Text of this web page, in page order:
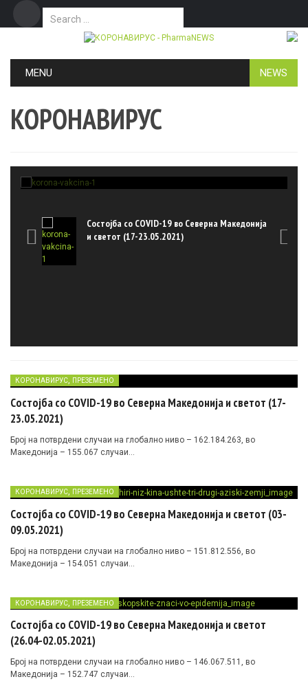
Search for:
MENU NEWS
КОРОНАВИРУС
КОРОНАВИРУС, ПРЕЗЕМЕНО
Македонија и светот (03-
PharmaNEWS.mk
Состојба со COVID-19 во Северна Македонија
и светот (17-23.05.2021)
 
КОРОНАВИРУС, ПРЕЗЕМЕНО
Состојба со COVID-19 во Северна Македонија и светот (17-
23.05.2021)
Број на потврдени случаи на глобално ниво – 162.184.263, во
Македонија – 155.067 случаи…
КОРОНАВИРУС, ПРЕЗЕМЕНО
Состојба со COVID-19 во Северна Македонија и светот (03-
09.05.2021)
Број на потврдени случаи на глобално ниво – 151.812.556, во
Македонија – 154.051 случаи…
КОРОНАВИРУС ПРЕЗЕМЕНО
Состојба со COVID-19 во Северна Македонија и светот
(26.04-02.05.2021)
Број на потврдени случаи на глобално ниво – 146.067.511, во
Македонија – 152.747 случаи…